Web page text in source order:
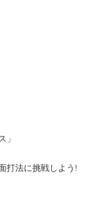
」
打法に挑戦しよう!